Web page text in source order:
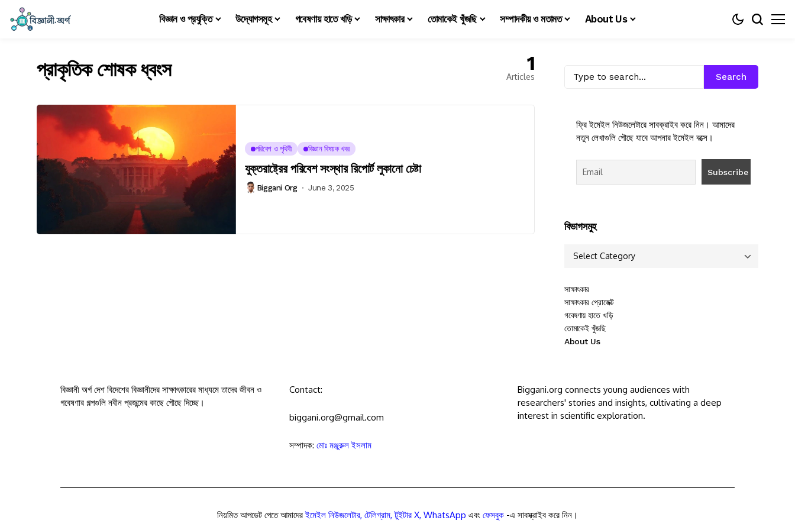
বিজ্ঞান ও প্রযুক্তি উদ্যোগসমূহ গবেষণায় হাতে খড়ি সাক্ষাৎকার তোমাকেই খুঁজছি সম্পাদকীয় ও মতামত About Us
প্রাকৃতিক শোষক ধ্বংস 1
Articles
পরিবেশ ও পৃথিবী বিজ্ঞান বিষয়ক খবর
যুক্তরাষ্ট্রের পরিবেশ সংস্থার রিপোর্ট লুকানো চেষ্টা
Biggani Org June 3, 2025
Search
ফ্রি ইমেইল নিউজলেটারে সাবক্রাইব করে নিন। আমাদের
নতুন লেখাগুলি পৌছে যাবে আপনার ইমেইল বক্সে।
বিভাগসমুহ
সাক্ষাৎকার
সাক্ষাৎকার প্রোজেক্ট
গবেষণায় হাতে খড়ি
তোমাকেই খুঁজছি
About Us
বিজ্ঞানী অর্গ দেশ বিদেশের বিজ্ঞানীদের সাক্ষাৎকারের মাধ্যমে তাদের জীবন ও
গবেষণার গল্পগুলি নবীন প্রজন্মের কাছে পৌছে দিচ্ছে।
Contact:
biggani.org@gmail.com
সম্পাদক: মোঃ মঞ্জুরুল ইসলাম
Biggani.org connects young audiences with
researchers' stories and insights, cultivating a deep
interest in scientific exploration.
নিয়মিত আপডেট পেতে আমাদেরইমেইল নিউজলেটার, টেলিগ্রাম,টুইটার X, WhatsApp এবং ফেসবুক -এ সাবস্ক্রাইব করে নিন।